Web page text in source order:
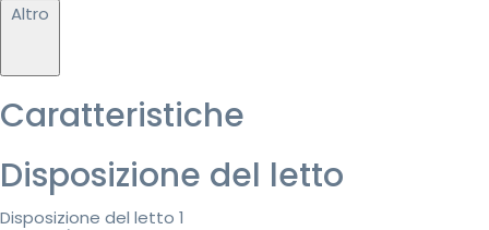
Altro
Caratteristiche
Disposizione del letto
Disposizione del letto 1